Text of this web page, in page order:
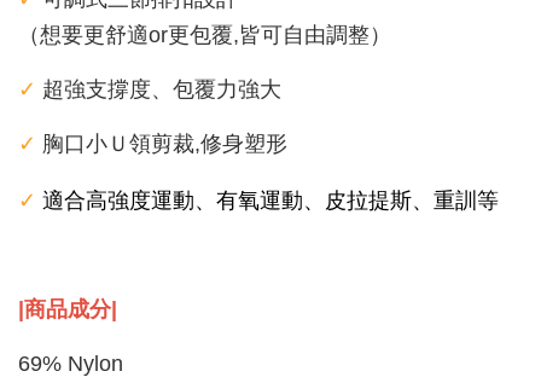
（想要更舒適or更包覆,皆可自由調整）
✓ 超強支撐度、包覆力強大
✓ 胸口小Ｕ領剪裁,修身塑形
✓ 適合高強度運動、有氧運動、皮拉提斯、重訓等
|商品成分|
69% Nylon